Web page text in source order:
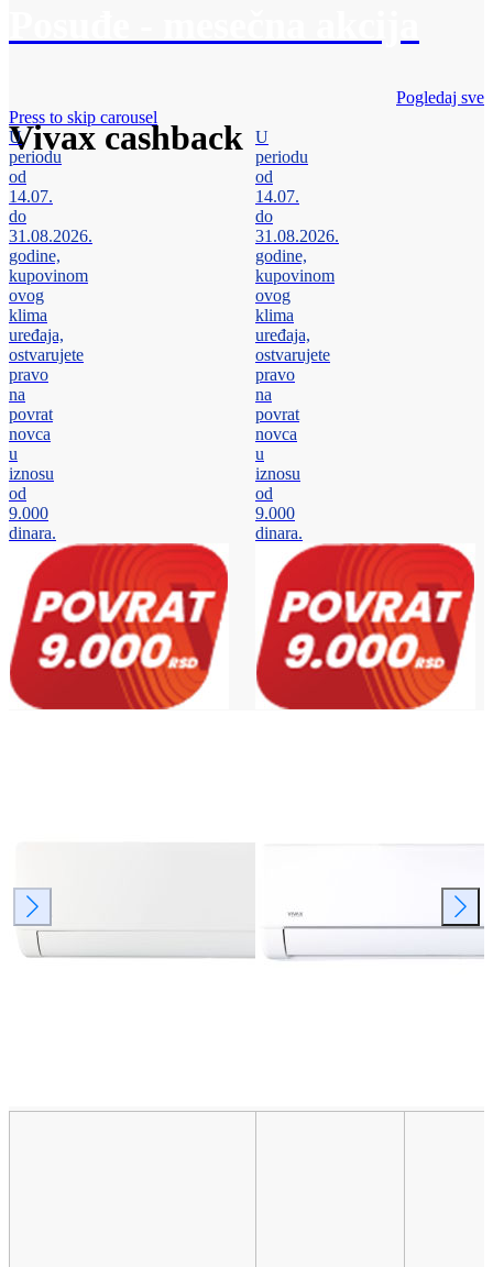
Vivax cashback
Pogledaj sve
Press to skip carousel
U
periodu
od
14.07.
do
31.08.2026.
godine,
kupovinom
ovog
klima
uređaja,
ostvarujete
pravo
na
povrat
novca
u
iznosu
od
9.000
dinara.
U
periodu
od
14.07.
do
31.08.2026.
godine,
kupovinom
ovog
klima
uređaja,
ostvarujete
pravo
na
povrat
novca
u
iznosu
od
9.000
dinara.